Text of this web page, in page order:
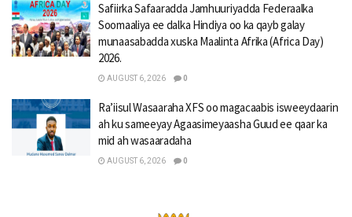
Safiirka Safaaradda Jamhuuriyadda Federaalka
Soomaaliya ee dalka Hindiya oo ka qayb galay
munaasabadda xuska Maalinta Afrika (Africa Day)
2026.
AUGUST 6, 2026 0
Ra’iisul Wasaaraha XFS oo magacaabis isweeydaarin
ah ku sameeyay Agaasimeyaasha Guud ee qaar ka
mid ah wasaaradaha
AUGUST 6, 2026 0